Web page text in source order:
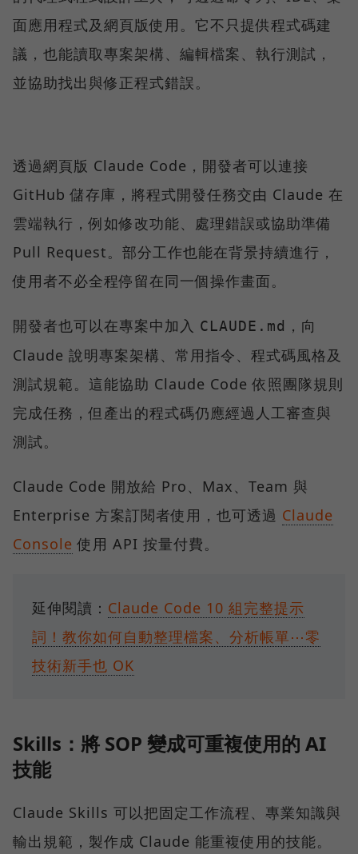
面應用程式及網頁版使用。它不只提供程式碼建
議，也能讀取專案架構、編輯檔案、執行測試，
並協助找出與修正程式錯誤。
透過網頁版 Claude Code，開發者可以連接
GitHub 儲存庫，將程式開發任務交由 Claude 在
雲端執行，例如修改功能、處理錯誤或協助準備
Pull Request。部分工作也能在背景持續進行，
使用者不必全程停留在同一個操作畫面。
開發者也可以在專案中加入 CLAUDE.md ，向
Claude 說明專案架構、常用指令、程式碼風格及
測試規範。這能協助 Claude Code 依照團隊規則
完成任務，但產出的程式碼仍應經過人工審查與
測試。
Claude Code 開放給 Pro、Max、Team 與
Enterprise 方案訂閱者使用，也可透過 Claude
Console 使用 API 按量付費。
延伸閱讀： Claude Code 10 組完整提示
詞！教你如何自動整理檔案、分析帳單⋯零
技術新手也 OK
Skills：將 SOP 變成可重複使用的 AI
技能
Claude Skills 可以把固定工作流程、專業知識與
輸出規範，製作成 Claude 能重複使用的技能。